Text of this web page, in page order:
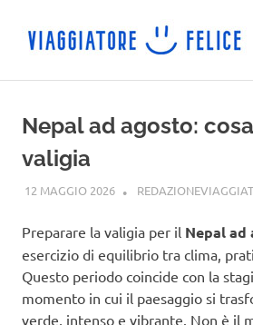
contenuto
Nepal ad agosto:
valigia
12 MAGGIO 2026
Preparare la valigia per il Nepal ad
esercizio di equilibrio tra clima,
Questo periodo coincide con la
momento in cui il paesaggio si
verde, intenso e vibrante. Non è il